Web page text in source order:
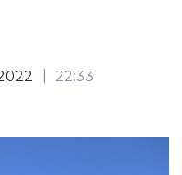
22:33